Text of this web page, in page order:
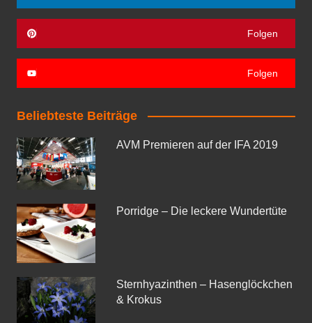
Folgen
Folgen
Beliebteste Beiträge
AVM Premieren auf der IFA 2019
Porridge – Die leckere Wundertüte
Sternhyazinthen – Hasenglöckchen
& Krokus